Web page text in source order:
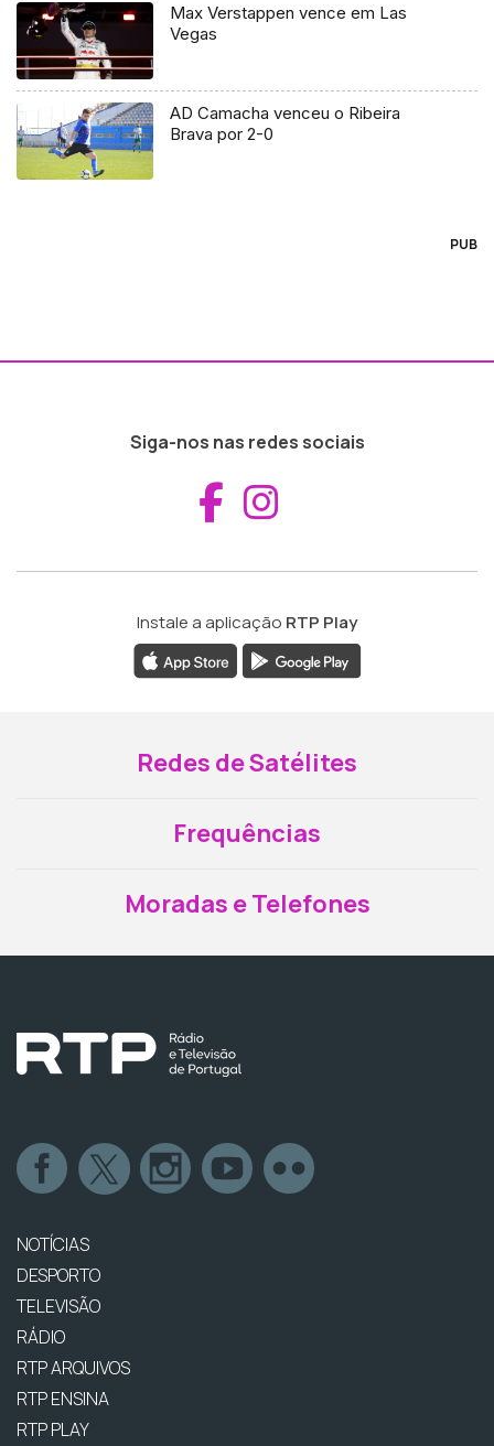
Max Verstappen vence em Las
Vegas
AD Camacha venceu o Ribeira
Brava por 2-0
PUB
Siga-nos nas redes sociais
Aceder ao
Instale a aplicação RTP Play
Redes de Satélites
Frequências
Moradas e Telefones
NOTÍCIAS
DESPORTO
TELEVISÃO
RÁDIO
RTP ARQUIVOS
RTP ENSINA
RTP PLAY